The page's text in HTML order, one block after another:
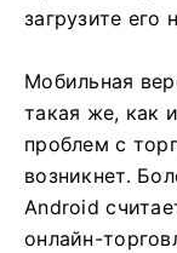
загрузите его
Мобильная
такая же, как
проблем с
возникнет.
Android
онлайн-